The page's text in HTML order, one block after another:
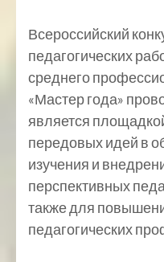
Всероссийский
педагогических
среднего
«Мастер года»
является
передовых идей в
изучения и
перспективных
также для
педагогических